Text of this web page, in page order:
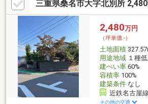
波洪水土砂などハザード安心※写真をクリッ
覧いただけます。＝＝＝＝＝＝＝＝＝＝＝＝
＝＝＝＝土地購入の疑問にお答えします！ど
の？すべて丁寧にお答えします。＝＝＝＝
＝＝＝＝＝＝＝＝＝＝＝
三重県桑名市大字北別所
2,480万円
（坪単価:-）
土地面積
用途地域１種
建ぺい率60%
容積率100%
建築条件なし
近鉄名古屋
その他の交通